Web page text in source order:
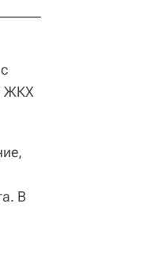
ЖКХ
В